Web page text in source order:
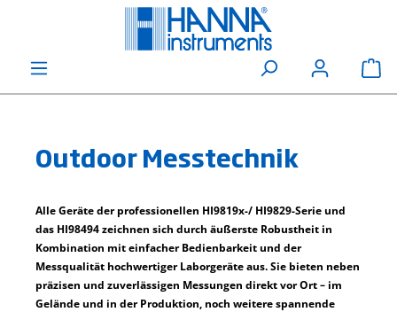
Outdoor Messtechnik
Alle Geräte der professionellen HI9819x-/ HI9829-Serie und
das HI98494 zeichnen sich durch äußerste Robustheit in
Kombination mit einfacher Bedienbarkeit und der
Messqualität hochwertiger Laborgeräte aus. Sie bieten neben
präzisen und zuverlässigen Messungen direkt vor Ort – im
Gelände und in der Produktion, noch weitere spannende